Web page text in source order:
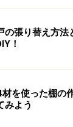
の張り替え方
！
材を使った棚の
みよう